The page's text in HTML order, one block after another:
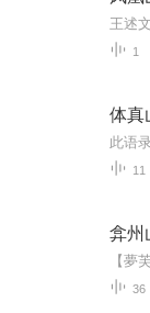
1
体真
11
弇州
36